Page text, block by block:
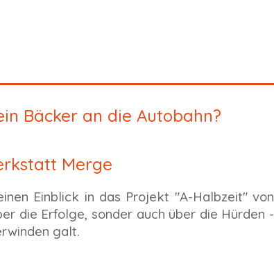
Bäcker an die Autobahn?
Merge
Einblick in das Projekt "A-Halbzeit" von
die Erfolge, sonder auch über die Hürden -
galt.